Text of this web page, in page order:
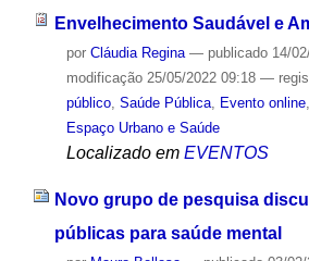
Envelhecimento Saudável e
por Cláudia Regina — publicado14/
modificação25/05/2022 09:18 —
público, Saúde Pública, Evento online,
Espaço Urbano e Saúde
Localizado em EVENTOS
Novo grupo de pesquisa
públicas para saúde mental